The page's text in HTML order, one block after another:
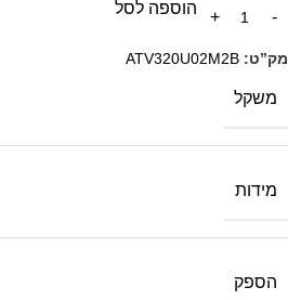
הוספה לסל
מק”ט: ATV320U02M2B
משקל
מידות
הספק